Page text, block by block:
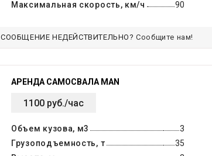
Максимальная скорость, км/ч
90
СООБЩЕНИЕ НЕДЕЙСТВИТЕЛЬНО? Сообщите нам!
АРЕНДА САМОСВАЛА MAN
1100 руб./час
Объем кузова, м3
3
Грузоподъемность, т
35